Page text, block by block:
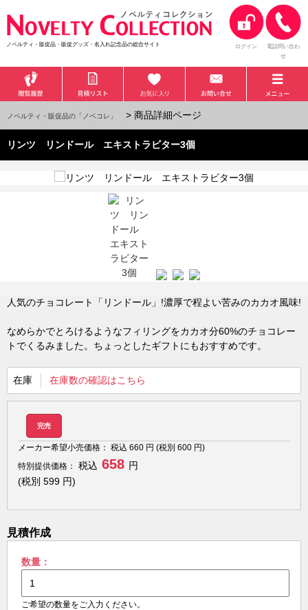
ノベルティ・販促品・販促グッズ・名入れ記念品の総合サイト ログイン
電話問い合わ
せ
ノベルティ・販促品の「ノベコレ」 > 商品詳細ページ
リンツ リンドール エキストラビター3個
人気のチョコレート「リンドール」!濃厚で程よい苦みのカカオ風味!
なめらかでとろけるようなフィリングをカカオ分60%のチョコレー
トでくるみました。ちょっとしたギフトにもおすすめです。
在庫 在庫数の確認はこちら
完売
メーカー希望小売価格： 税込 660 円 (税別 600 円)
特別提供価格：
税込 658 円
(税別 599 円)
見積作成
数量：
ご希望の数量をご入力ください。